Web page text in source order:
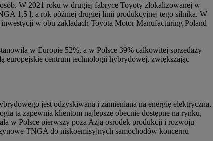
W 2021 roku w drugiej fabryce Toyoty zlokalizowanej w
1,5 l, a rok później drugiej linii produkcyjnej tego silnika. W
w obu zakładach Toyota Motor Manufacturing Poland
w Europie 52%, a w Polsce 39% całkowitej sprzedaży
europejskie centrum technologii hybrydowej, zwiększając
jest odzyskiwana i zamieniana na energię elektryczną,
ta zapewnia klientom najlepsze obecnie dostępne na rynku,
w Polsce pierwszy poza Azją ośrodek produkcji i rozwoju
TNGA do niskoemisyjnych samochodów koncernu